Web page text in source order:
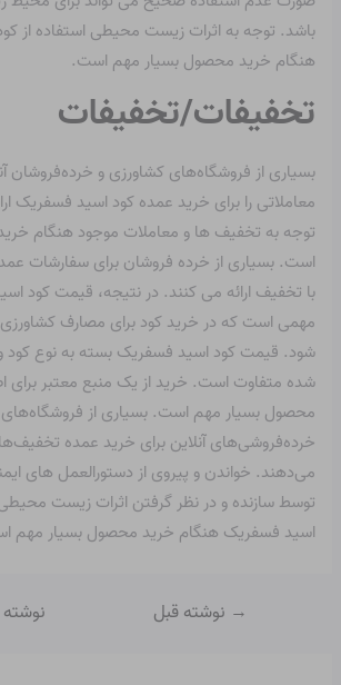
باشد. توجه به اثرات زیست محیطی استفاده از
هنگام خرید محصول بسیار مهم است.
تخفیفات/تخفیفات
بسیاری از فروشگاه‌های کشاورزی و خرده‌فروشان
معاملاتی را برای خرید عمده کود اسید فسفریک
توجه به تخفیف ها و معاملات موجود هنگام
است. بسیاری از خرده فروشان برای سفارشات
با تخفیف ارائه می کنند. در نتیجه، قیمت کود
مهمی است که در خرید کود برای مصارف کشاورزی
شود. قیمت کود اسید فسفریک بسته به نوع کود
شده متفاوت است. خرید از یک منبع معتبر برای
محصول بسیار مهم است. بسیاری از
خرده‌فروشی‌های آنلاین برای خرید عمده تخفیف‌ها
می‌دهند. خواندن و پیروی از دستورالعمل های
توسط سازنده و در نظر گرفتن اثرات زیست محیطی
اسید فسفریک هنگام خرید محصول بسیار مهم
→ نوشته قبل